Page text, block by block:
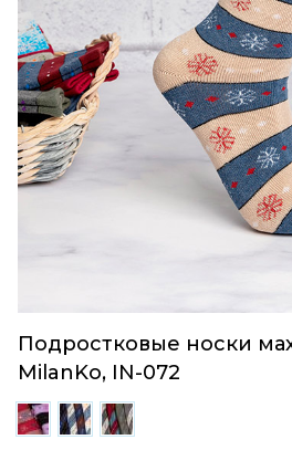
Подростковые носки
MilanKo, IN-072